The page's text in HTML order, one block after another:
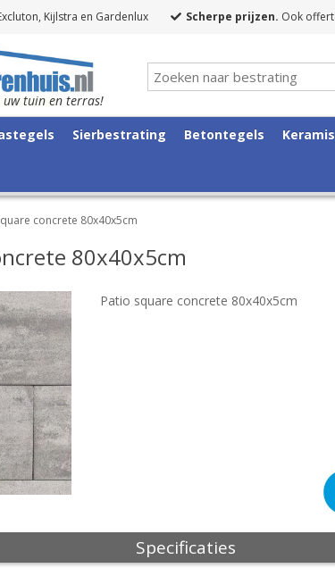
Kijlstra en Gardenlux Scherpe prijzen. Ook
uw tuin en terras!
Sierbestrating Betontegels
concrete 80x40x5cm
80x40x5cm
Patio square concrete 80x40x5cm
Specificaties